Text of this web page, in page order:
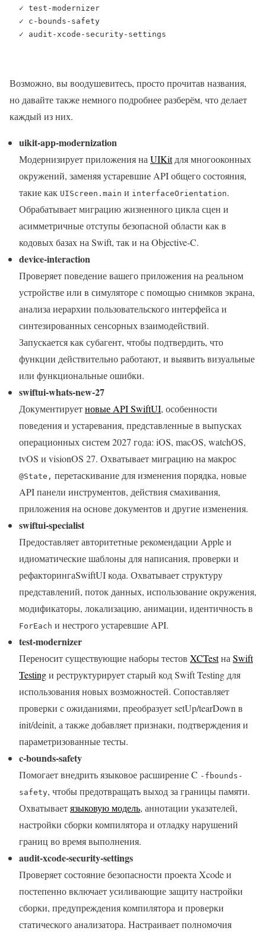
  ✓ audit-xcode-security-settings
Возможно, вы воодушевитесь, просто прочитав названия,
но давайте также немного подробнее разберём, что делает
каждый из них.
uikit-app-modernization
Модернизирует приложения наUIKitдля многооконных
окружений, заменяя устаревшие API общего состояния,
такие как UIScreen.main и interfaceOrientation.
Обрабатывает миграцию жизненного цикла сцен и
асимметричные отступы безопасной области как в
кодовых базах на Swift, так и на Objective-C.
device-interaction
Проверяет поведение вашего приложения на реальном
устройстве или в симуляторе с помощью снимков экрана,
анализа иерархии пользовательского интерфейса и
синтезированных сенсорных взаимодействий.
Запускается как субагент, чтобы подтвердить, что
функции действительно работают, и выявить визуальные
или функциональные ошибки.
swiftui-whats-new-27
Документируетновые API SwiftUI, особенности
поведения и устаревания, представленные в выпусках
операционных систем 2027 года: iOS, macOS, watchOS,
tvOS и visionOS 27. Охватывает миграцию на макрос
@State, перетаскивание для изменения порядка, новые
API панели инструментов, действия смахивания,
приложения на основе документов и другие изменения.
swiftui-specialist
Предоставляет авторитетные рекомендации Apple и
идиоматические шаблоны для написания, проверки и
рефакторингаSwiftUI кода. Охватывает структуру
представлений, поток данных, использование окружения,
модификаторы, локализацию, анимации, идентичность в
ForEach и нестрого устаревшие API.
test-modernizer
Переносит существующие наборы тестов XCTestнаSwift
Testingи реструктурирует старый код Swift Testing для
использования новых возможностей. Сопоставляет
проверки с ожиданиями, преобразует setUp/tearDown в
init/deinit, а также добавляет признаки, подтверждения и
параметризованные тесты.
c-bounds-safety
Помогает внедрить языковое расширение C -fbounds-
safety, чтобы предотвращать выход за границы памяти.
Охватываетязыковую модель, аннотации указателей,
настройки сборки компилятора и отладку нарушений
границ во время выполнения.
audit-xcode-security-settings
Проверяет состояние безопасности проекта Xcode и
постепенно включает усиливающие защиту настройки
сборки, предупреждения компилятора и проверки
статического анализатора. Настраивает полномочия